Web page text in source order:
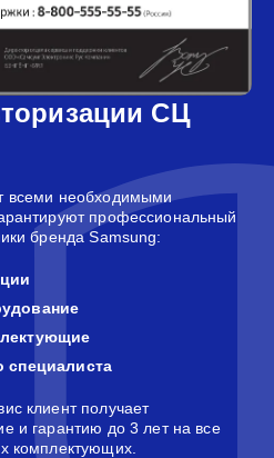
СЦ
всеми необходимыми
профессиональный
бренда Samsung:
специалиста
клиент получает
и гарантию до 3 лет на все
комплектующих.